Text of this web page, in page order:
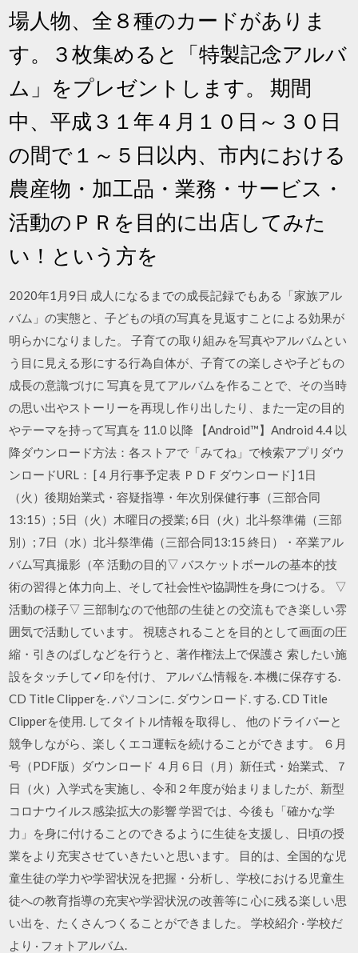
場人物、全８種のカードがありま
す。３枚集めると「特製記念アルバ
ム」をプレゼントします。 期間
中、平成３１年４月１０日～３０日
の間で１～５日以内、市内における
農産物・加工品・業務・サービス・
活動のＰＲを目的に出店してみた
い！という方を
2020年1月9日 成人になるまでの成長記録でもある「家族アル
バム」の実態と、子どもの頃の写真を見返すことによる効果が
明らかになりました。 子育ての取り組みを写真やアルバムとい
う目に見える形にする行為自体が、子育ての楽しさや子どもの
成長の意識づけに 写真を見てアルバムを作ることで、その当時
の思い出やストーリーを再現し作り出したり、また一定の目的
やテーマを持って写真を 11.0 以降 【Android™️】Android 4.4 以
降ダウンロード方法：各ストアで「みてね」で検索アプリダウ
ンロードURL： [４月行事予定表 ＰＤＦダウンロード] 1日
（火）後期始業式・容疑指導・年次別保健行事（三部合同
13:15）; 5日（火）木曜日の授業; 6日（火）北斗祭準備（三部
別）; 7日（水）北斗祭準備（三部合同13:15 終日）・卒業アル
バム写真撮影（卒 活動の目的▽ バスケットボールの基本的技
術の習得と体力向上、そして社会性や協調性を身につける。 ▽
活動の様子▽ 三部制なので他部の生徒との交流もでき楽しい雰
囲気で活動しています。 視聴されることを目的として画面の圧
縮・引きのばしなどを行うと、著作権法上で保護さ 索したい施
設をタッチして✓印を付け、 アルバム情報を. 本機に保存する.
CD Title Clipperを. パソコンに. ダウンロード. する. CD Title
Clipperを使用. してタイトル情報を取得し、 他のドライバーと
競争しながら、楽しくエコ運転を続けることができます。 ６月
号（PDF版）ダウンロード ４月６日（月）新任式・始業式、７
日（火）入学式を実施し、令和２年度が始まりましたが、新型
コロナウイルス感染拡大の影響 学習では、今後も「確かな学
力」を身に付けることのできるように生徒を支援し、日頃の授
業をより充実させていきたいと思います。 目的は、全国的な児
童生徒の学力や学習状況を把握・分析し、学校における児童生
徒への教育指導の充実や学習状況の改善等に 心に残る楽しい思
い出を、たくさんつくることができました。 学校紹介 · 学校だ
より · フォトアルバム.